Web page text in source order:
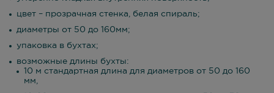
цвет – прозрачная стенка, белая спираль;
диаметры от 50 до 160мм;
упаковка в бухтах;
возможные длины бухты:
10 м стандартная длина для диаметров от 50 до 160
мм,